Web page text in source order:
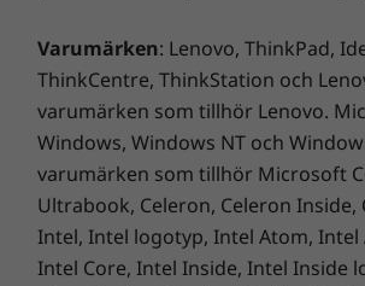
Varumärken: Lenovo, ThinkPad,
ThinkCentre, ThinkStation och
varumärken som tillhör Lenovo.
Windows, Windows NT och
varumärken som tillhör Microsoft
Ultrabook, Celeron, Celeron Inside,
Intel, Intel logotyp, Intel Atom, Intel
Intel Core, Intel Inside, Intel Inside